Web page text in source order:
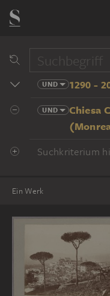
UND 1290 -
UND
Chiesa
Suchkriterium
Ein Werk